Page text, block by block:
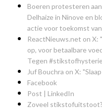
Boeren protesteren
Delhaize in Ninove en
actie voor toekomst
ReactNieuws.net on X:
op, voor betaalbare
Tegen
Juf Bouchra on X:
Facebook
Post | LinkedIn
Zoveel